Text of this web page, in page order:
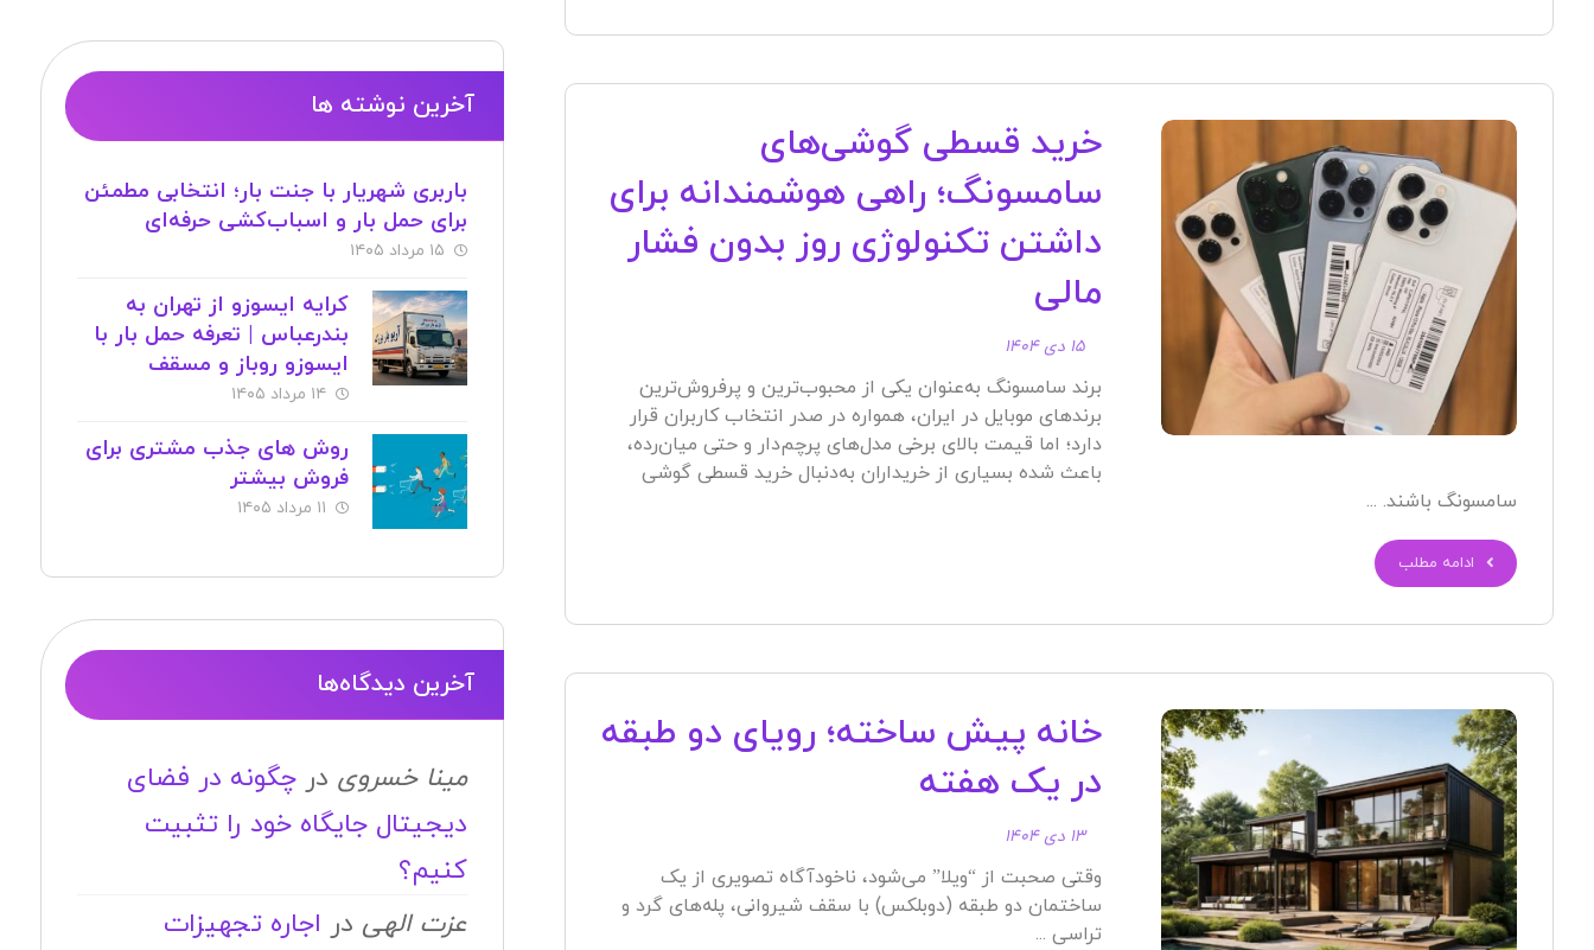
خرید قسطی گوشی‌های
سامسونگ؛ راهی هوشمندانه برای
داشتن تکنولوژی روز بدون فشار
مالی
۱۵ دی ۱۴۰۴
برند سامسونگ به‌عنوان یکی از محبوب‌ترین و پرفروش‌ترین
برندهای موبایل در ایران، همواره در صدر انتخاب کاربران قرار
دارد؛ اما قیمت بالای برخی مدل‌های پرچم‌دار و حتی میان‌رده،
باعث شده بسیاری از خریداران به‌دنبال خرید قسطی گوشی
سامسونگ باشند. ...
ادامه مطلب
خانه پیش ساخته؛ رویای دو طبقه
در یک هفته
۱۳ دی ۱۴۰۴
وقتی صحبت از “ویلا” می‌شود، ناخودآگاه تصویری از یک
ساختمان دو طبقه (دوبلکس) با سقف شیروانی، پله‌های گرد و
تراسی ...
آخرین نوشته ها
باربری شهریار با جنت بار؛ انتخابی مطمئن
برای حمل بار و اسباب‌کشی حرفه‌ای
۱۵ مرداد ۱۴۰۵
کرایه ایسوزو از تهران به
بندرعباس | تعرفه حمل بار با
ایسوزو روباز و مسقف
۱۴ مرداد ۱۴۰۵
روش های جذب مشتری برای
فروش بیشتر
۱۱ مرداد ۱۴۰۵
آخرین دیدگاه‌ها
مینا خسروی در چگونه در فضای
دیجیتال جایگاه خود را تثبیت
کنیم؟
عزت الهی در اجاره تجهیزات